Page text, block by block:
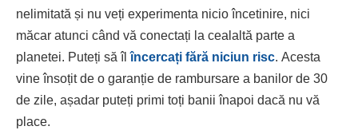
nelimitată și nu veți experimenta nicio încetinire, nici
măcar atunci când vă conectați la cealaltă parte a
planetei. Puteți să îlîncercați fără niciun risc. Acesta
vine însoțit de o garanție de rambursare a banilor de 30
de zile, așadar puteți primi toți banii înapoi dacă nu vă
place.